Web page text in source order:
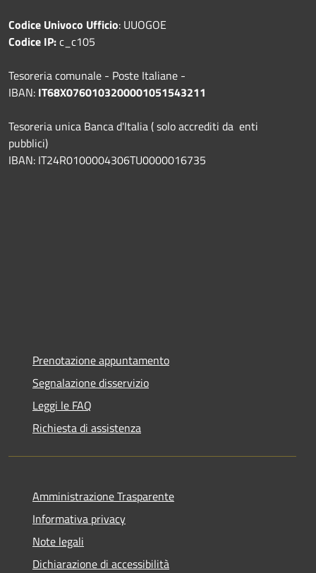
Codice Univoco Ufficio: UUOGOE
Codice IP:c_c105
Tesoreria comunale - Poste Italiane -
IBAN: IT68X0760103200001051543211
Tesoreria unica Banca d'Italia ( solo accrediti da enti
pubblici)
IBAN: IT24R0100004306TU0000016735
Prenotazione appuntamento
Segnalazione disservizio
Leggi le FAQ
Richiesta di assistenza
Amministrazione Trasparente
Informativa privacy
Note legali
Dichiarazione di accessibilità